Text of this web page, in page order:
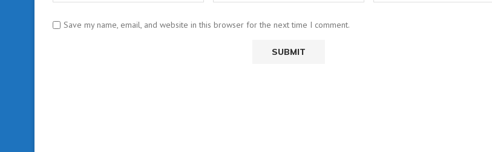
Save my name, email, and website in this browser for the next time I comment.